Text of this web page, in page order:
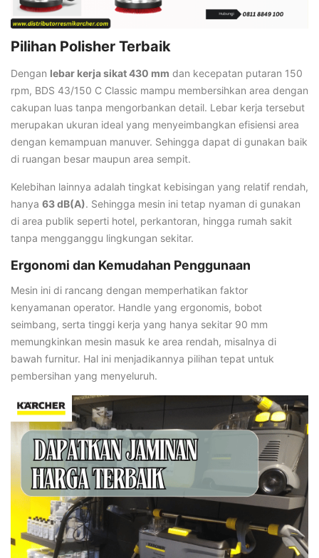
Pilihan Polisher Terbaik
Dengan lebar kerja sikat 430 mm dan kecepatan putaran 150
rpm, BDS 43/150 C Classic mampu membersihkan area dengan
cakupan luas tanpa mengorbankan detail. Lebar kerja tersebut
merupakan ukuran ideal yang menyeimbangkan efisiensi area
dengan kemampuan manuver. Sehingga dapat di gunakan baik
di ruangan besar maupun area sempit.
Kelebihan lainnya adalah tingkat kebisingan yang relatif rendah,
hanya 63 dB(A). Sehingga mesin ini tetap nyaman di gunakan
di area publik seperti hotel, perkantoran, hingga rumah sakit
tanpa mengganggu lingkungan sekitar.
Ergonomi dan Kemudahan Penggunaan
Mesin ini di rancang dengan memperhatikan faktor
kenyamanan operator. Handle yang ergonomis, bobot
seimbang, serta tinggi kerja yang hanya sekitar 90 mm
memungkinkan mesin masuk ke area rendah, misalnya di
bawah furnitur. Hal ini menjadikannya pilihan tepat untuk
pembersihan yang menyeluruh.